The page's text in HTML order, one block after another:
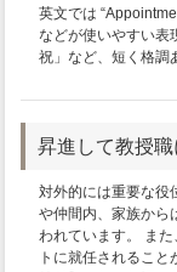
英文では
などが使いやすい表
祝」など、短く格調
昇進して教授
対外的には重要な役
や仲間内、家族から
われています。 ま
トに就任されるこ